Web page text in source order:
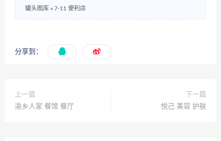
罐头图库 » 7-11 便利店
分享到：
上一篇
渝乡人家 餐馆 餐厅
下一篇
悦己 美容 护肤